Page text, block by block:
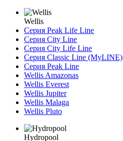
Wellis
Серия Peak Life Line
Серия City Line
Серия City Life Line
Серия Classic Line (MyLINE)
Серия Peak Line
Wellis Amazonas
Wellis Everest
Wellis Jupiter
Wellis Malaga
Wellis Pluto
Hydropool